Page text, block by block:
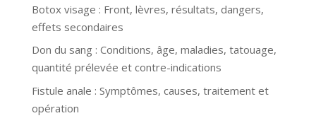
Botox visage : Front, lèvres, résultats, dangers,
effets secondaires
Don du sang : Conditions, âge, maladies, tatouage,
quantité prélevée et contre-indications
Fistule anale : Symptômes, causes, traitement et
opération